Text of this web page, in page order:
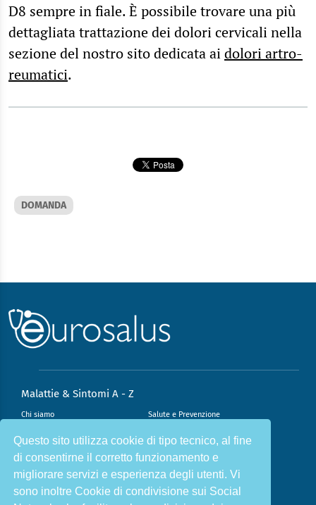
Questo sito utilizza cookie di tipo tecnico, al fine
di consentirne il corretto funzionamento e
migliorare servizi e esperienza degli utenti. Vi
sono inoltre Cookie di condivisione sui Social
D8 sempre in fiale. È possibile trovare una più
dettagliata trattazione dei dolori cervicali nella
sezione del nostro sito dedicata aidolori artro-
reumatici.
DOMANDA
Malattie & Sintomi A - Z
Chi siamo Salute e Prevenzione
Infiammazione e Allergia Direzione scientifica
Nutrizione e Stili di vita Sport e Benessere
Cookie Policy L’angolo del dottore